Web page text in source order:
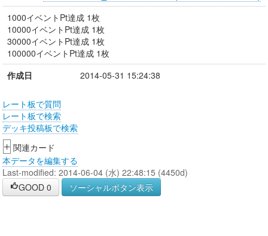
1000イベントPt達成 1枚
10000イベントPt達成 1枚
30000イベントPt達成 1枚
100000イベントPt達成 1枚
作成日
2014-05-31 15:24:38
レート板で質問
レート板で検索
デッキ投稿板で検索
+ 関連カード
本データを編集する
Last-modified: 2014-06-04 (水) 22:48:15 (4450d)
GOOD 0 ソーシャルボタン表示